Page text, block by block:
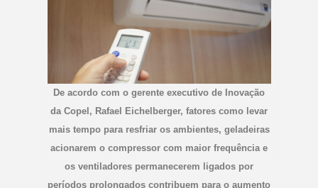
De acordo com o gerente executivo de Inovação
da Copel, Rafael Eichelberger, fatores como levar
mais tempo para resfriar os ambientes, geladeiras
acionarem o compressor com maior frequência e
os ventiladores permanecerem ligados por
períodos prolongados contribuem para o aumento